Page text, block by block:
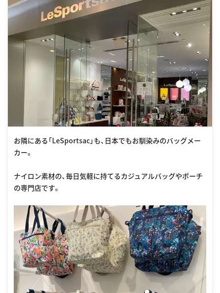
お隣にある「LeSportsac」も、日本でもお馴染みのバッグメー
カー。
ナイロン素材の、毎日気軽に持てるカジュアルバッグやポーチ
の専門店です。